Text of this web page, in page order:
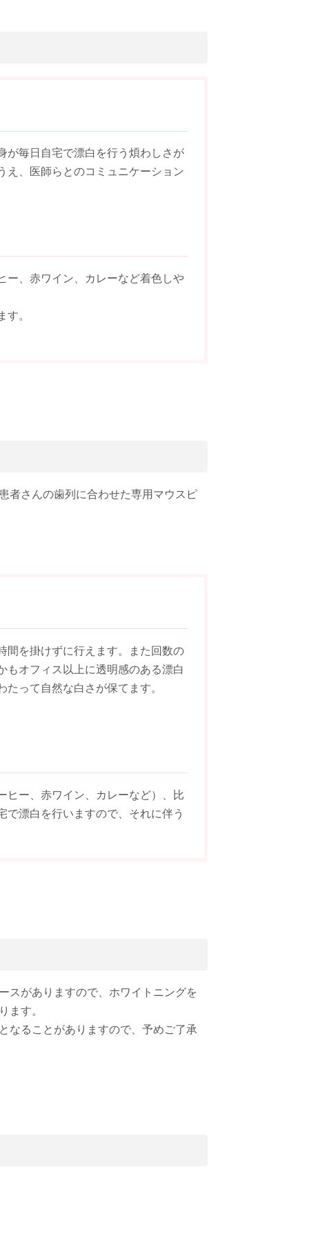
が毎日自宅で漂白を行う煩わしさが
え、医師らとのコミュニケーション
ー、赤ワイン、カレーなど着色しや
。
者さんの歯列に合わせた専用マウスピ
を掛けずに行えます。
また回数の
もオフィス以上に透明感のある漂白
って自然な白さが保てます。
ヒー、赤ワイン、カレーなど）、比
漂白を行いますので、それに伴う
スがありますので、ホワイトニングを
ます。
なることがありますので、予めご了承